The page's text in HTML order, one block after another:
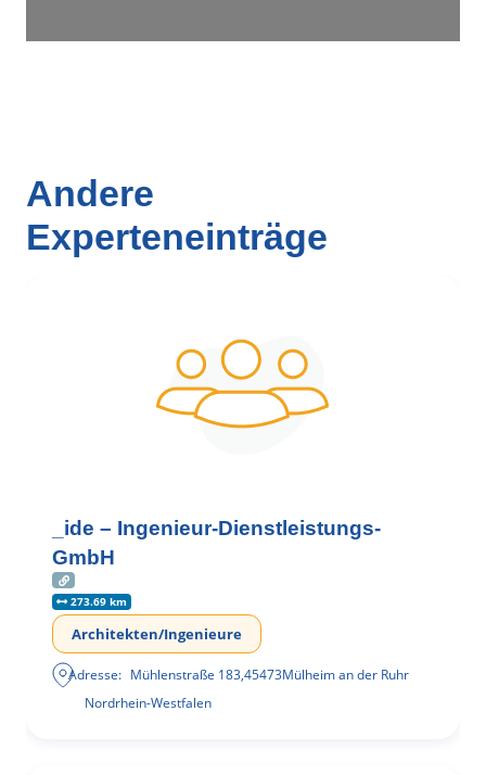
Andere
Experteneinträge
_ide – Ingenieur-Dienstleistungs-
GmbH
273.69 km
Architekten/Ingenieure
Adresse: Mühlenstraße 183,45473Mülheim an der Ruhr
Nordrhein-Westfalen